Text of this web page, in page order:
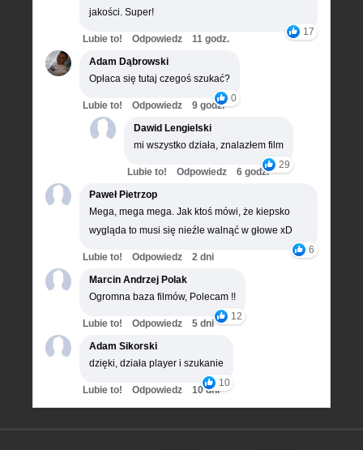
jakości. Super!
17
Lubie to! Odpowiedz
11 godz.
Adam Dąbrowski
Opłaca się tutaj czegoś szukać?
0
Lubie to! Odpowiedz
9 godz.
Dawid Lengielski
mi wszystko działa, znalazłem film
29
Lubie to! Odpowiedz
6 godz.
Paweł Pietrzop
Mega, mega mega. Jak ktoś mówi, że kiepsko
wygląda to musi się nieźle walnąć w głowe xD
6
Lubie to! Odpowiedz
2 dni
Marcin Andrzej Polak
Ogromna baza filmów, Polecam !!
12
Lubie to! Odpowiedz
5 dni
Adam Sikorski
dzięki, działa player i szukanie
10
Lubie to! Odpowiedz 10 dni